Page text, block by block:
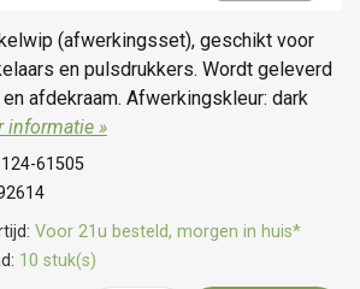
(afwerkingsset), geschikt voor
en pulsdrukkers. Wordt geleverd
afdekraam. Afwerkingskleur: dark
informatie »
Voor 21u besteld, morgen in huis*
10 stuk(s)
124-61505